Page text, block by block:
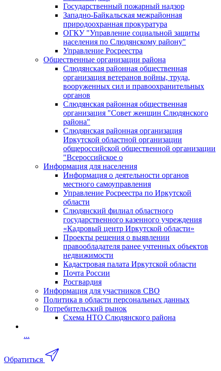
Государственный пожарный надзор
Западно-Байкальская межрайонная
природоохранная прокуратура
ОГКУ "Управление социальной защиты
населения по Слюдянскому району"
Управление Росреестра
Общественные организации района
Слюдянская районная общественная
организация ветеранов войны, труда,
вооруженных сил и правоохранительных
органов
Слюдянская районная общественная
организация "Совет женщин Слюдянского
района"
Слюдянская районная организация
Иркутской областной организации
общероссийской общественной организации
"Всероссийское о
Информация для населения
Информация о деятельности органов
местного самоуправления
Управление Росреестра по Иркутской
области
Слюдянский филиал областного
государственного казенного учреждения
«Кадровый центр Иркутской области»
Проекты решения о выявлении
правообладателя ранее учтенных объектов
недвижимости
Кадастровая палата Иркутской области
Почта России
Росгвардия
Информация для участников СВО
Политика в области персональных данных
Потребительский рынок
Схема НТО Слюдянского района
...
Обратиться